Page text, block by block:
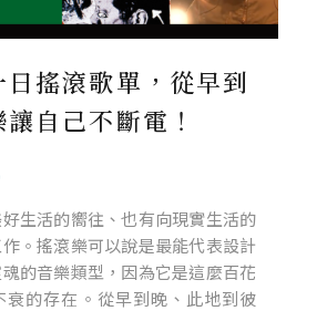
搖滾歌單，從早到
自己不斷電！
生活的嚮往、也有向現實生活的
。搖滾樂可以說是最能代表設計
的音樂類型，因為它是這麼百花
衰的存在。從早到晚、此地到彼